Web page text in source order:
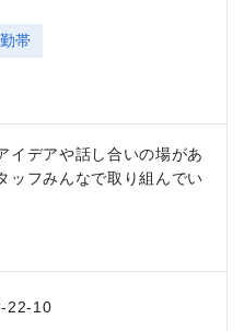
帯
イデアや話し合いの場があ
ッフみんなで取り組んでい
22-10